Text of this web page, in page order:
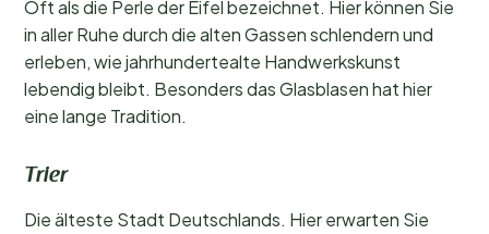
Oft als die Perle der Eifel bezeichnet. Hier können Sie
in aller Ruhe durch die alten Gassen schlendern und
erleben, wie jahrhundertealte Handwerkskunst
lebendig bleibt. Besonders das Glasblasen hat hier
eine lange Tradition.
Trier
Die älteste Stadt Deutschlands. Hier erwarten Sie